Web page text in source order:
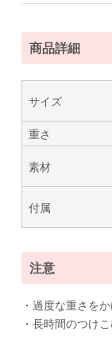
商品詳細
サイズ
重さ
素材
付属
注意
・過度な重さを
・長時間のつけ